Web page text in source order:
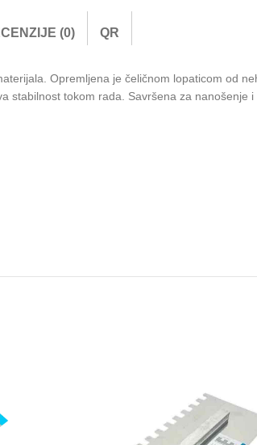
(0) QR
Opremljena je čeličnom lopaticom od
tokom rada. Savršena za nanošenje